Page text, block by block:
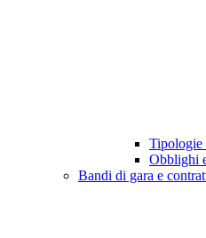
Obblighi
Bandi di gara e